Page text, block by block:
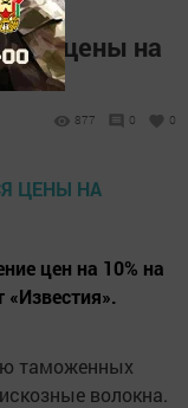
цены на
877 0 0
цен на 10% на
таможенных
волокна.